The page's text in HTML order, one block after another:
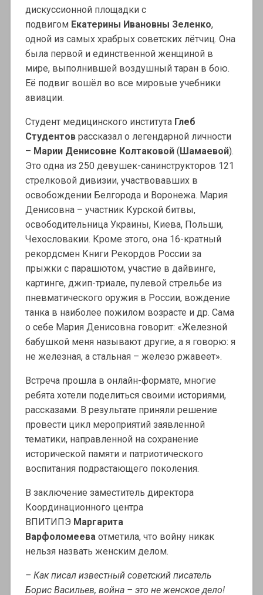
дискуссионной площадки с
подвигом Екатерины Ивановны Зеленко,
одной из самых храбрых советских лётчиц. Она
была первой и единственной женщиной в
мире, выполнившей воздушный таран в бою.
Её подвиг вошёл во все мировые учебники
авиации.
Студент медицинского института Глеб
Студентоврассказал о легендарной личности
– Марии Денисовне Колтаковой( Шамаевой).
Это одна из 250 девушек-санинструкторов 121
стрелковой дивизии, участвовавших в
освобождении Белгорода и Воронежа. Мария
Денисовна – участник Курской битвы,
освободительница Украины, Киева, Польши,
Чехословакии. Кроме этого, она 16-кратный
рекордсмен Книги Рекордов России за
прыжки с парашютом, участие в дайвинге,
картинге, джип-триале, пулевой стрельбе из
пневматического оружия в России, вождение
танка в наиболее пожилом возрасте и др. Сама
о себе Мария Денисовна говорит: «Железной
бабушкой меня называют другие, а я говорю: я
не железная, а стальная – железо ржавеет».
Встреча прошла в онлайн-формате, многие
ребята хотели поделиться своими историями,
рассказами. В результате приняли решение
провести цикл мероприятий заявленной
тематики, направленной на сохранение
исторической памяти и патриотического
воспитания подрастающего поколения.
В заключение заместитель директора
Координационного центра
ВПИТИПЭ Маргарита
Варфоломееваотметила, что войну никак
нельзя назвать женским делом.
– Как писал известный советский писатель
Борис Васильев, война – это не женское дело!